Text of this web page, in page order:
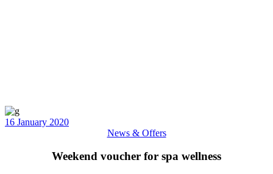
16 January 2020
News & Offers
Weekend voucher for spa wellness